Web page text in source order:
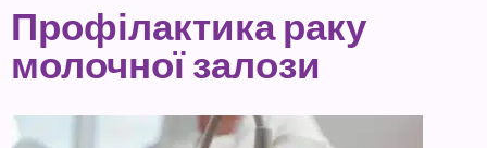
Профілактика раку
молочної залози